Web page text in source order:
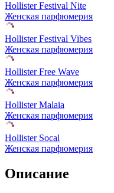
Hollister Festival Nite
Женская парфюмерия
Hollister Festival Vibes
Женская парфюмерия
Hollister Free Wave
Женская парфюмерия
Hollister Malaia
Женская парфюмерия
Hollister Socal
Женская парфюмерия
Описание